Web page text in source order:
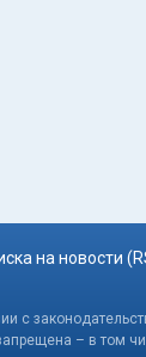
на новости
с
– в том